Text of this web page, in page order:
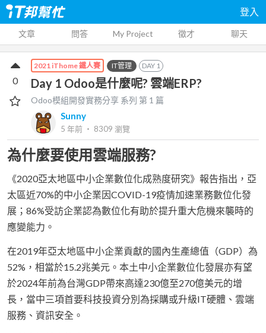
登入
文章 問答 My Project 徵才 聊天
2021 iThome 鐵人賽 IT管理 DAY 1
Day 1 Odoo是什麼呢? 雲端ERP?
Odoo模組開發實務分享 系列 第 1 篇
Sunny
5 年前 ‧ 8309 瀏覽
0
為什麼要使用雲端服務?
《2020亞太地區中小企業數位化成熟度研究》報告指出，亞
太區近70%的中小企業因COVID-19疫情加速業務數位化發
展；86%受訪企業認為數位化有助於提升重大危機來襲時的
應變能力。
在2019年亞太地區中小企業貢獻的國內生產總值（GDP）為
52%，相當於15.2兆美元。本土中小企業數位化發展亦有望
於2024年前為台灣GDP帶來高達230億至270億美元的增
長，當中三項首要科技投資分別為採購或升級IT硬體、雲端
服務、資訊安全。